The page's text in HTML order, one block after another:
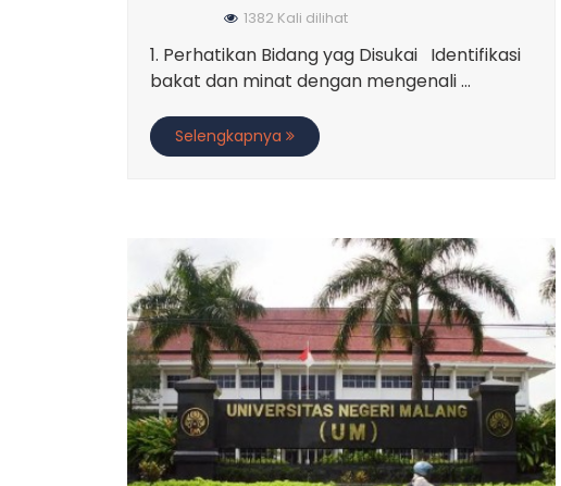
1382 Kali dilihat
1. Perhatikan Bidang yag Disukai Identifikasi
bakat dan minat dengan mengenali ...
Selengkapnya